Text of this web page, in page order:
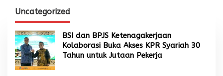
Sawah Rusak Berat
Pascabencana
Uncategorized
BSI dan BPJS Ketenagakerjaan
Kolaborasi Buka Akses KPR Syariah 30
Tahun untuk Jutaan Pekerja